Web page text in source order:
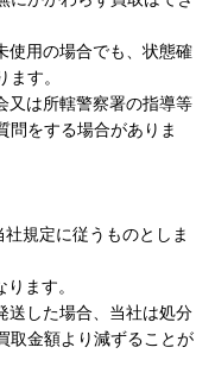
用の場合でも、状態確
す。
は所轄警察署の指導等
問をする場合がありま
規定に従うものとしま
ます。
した場合、当社は処分
取金額より減ずることが